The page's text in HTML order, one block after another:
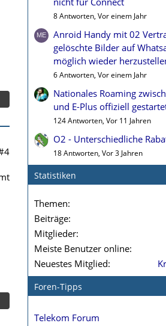
8 Antworten, Vor einem Jahr
Anroid Handy mit 02
gelöschte Bilder auf
möglich wieder
6 Antworten, Vor einem Jahr
Nationales Roaming
und E-Plus offiziell
124 Antworten, Vor 11 Jahren
O2 - Unterschiedliche
18 Antworten, Vor 3 Jahren
Statistiken
Themen
Beiträge
Mitglieder
Meiste Benutzer online
Neuestes Mitglied
Foren-Tipps
Telekom Forum